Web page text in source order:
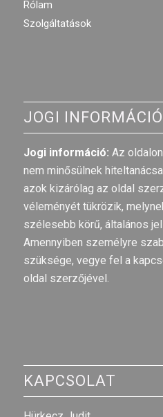
Rólam
Szolgáltatások
JOGI INFORMÁCIÓ
Jogi információ: Az
nem minősülnek
azok kizárólag az oldal
véleményét tükrözik,
szélesebb körű, általános
Amennyiben személyre
szüksége, vegye fel a
oldal szerzőjével.
KAPCSOLAT